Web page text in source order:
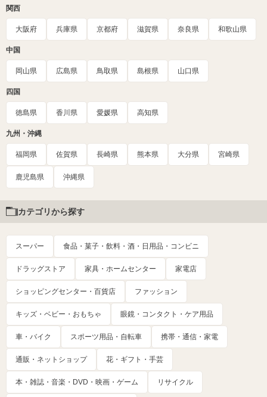
関西
大阪府 兵庫県 京都府 滋賀県 奈良県 和歌山県
中国
岡山県 広島県 鳥取県 島根県 山口県
四国
徳島県 香川県 愛媛県 高知県
九州・沖縄
福岡県 佐賀県 長崎県 熊本県 大分県 宮崎県
鹿児島県 沖縄県
カテゴリから探す
スーパー 食品・菓子・飲料・酒・日用品・コンビニ
ドラッグストア 家具・ホームセンター 家電店
ショッピングセンター・百貨店 ファッション
キッズ・ベビー・おもちゃ 眼鏡・コンタクト・ケア用品
車・バイク スポーツ用品・自転車 携帯・通信・家電
通販・ネットショップ 花・ギフト・手芸
本・雑誌・音楽・DVD・映画・ゲーム リサイクル